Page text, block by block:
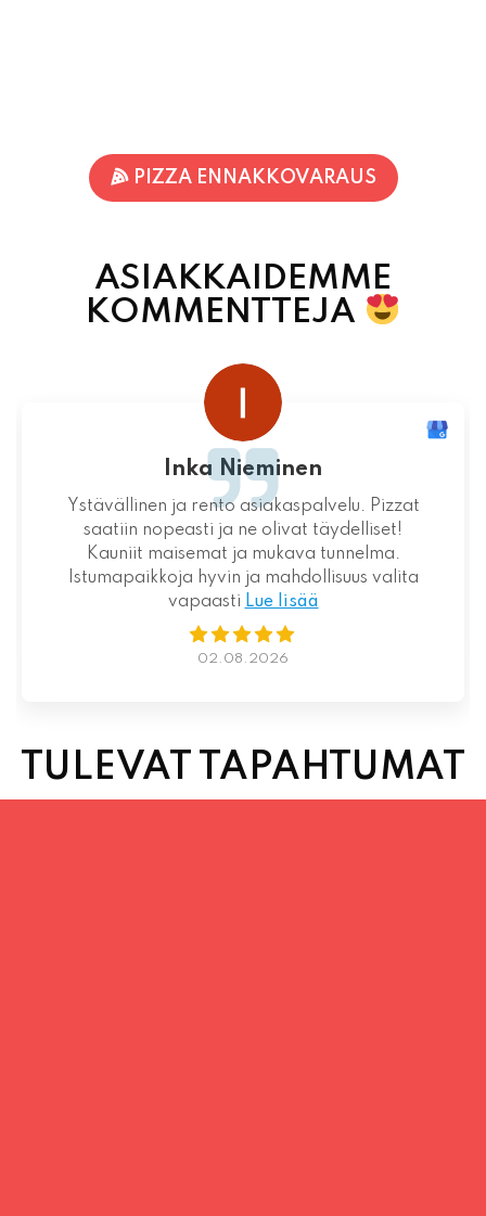
PIZZA ENNAKKOVARAUS
ASIAKKAIDEMME
KOMMENTTEJA
Inka Nieminen
Ystävällinen ja rento asiakaspalvelu. Pizzat
saatiin nopeasti ja ne olivat täydelliset!
Kauniit maisemat ja mukava tunnelma.
Istumapaikkoja hyvin ja mahdollisuus valita
vapaasti Lue lisää
02.08.2026
TULEVAT TAPAHTUMAT